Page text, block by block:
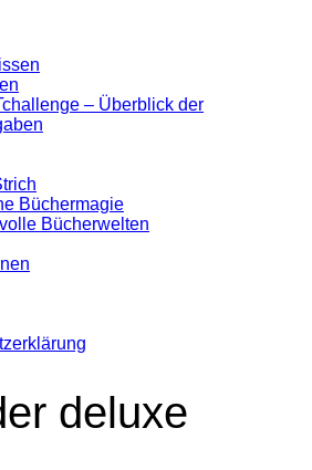
– Überblick der
Büchermagie
Bücherwelten
deluxe